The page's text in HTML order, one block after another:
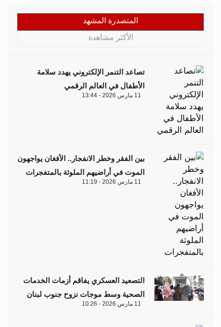
المتصدرة المشهد
الأكثر مشاهدة
تصاعد التنمر الإلكتروني يهدد سلامة
الأطفال في العالم الرقمي
11 مارس 2026 - 13:44
بين الفقر وخطر الانفجار.. الأفغان يواجهون
الموت في أراضيهم الملوثة بالمتفجرات
11 مارس 2026 - 11:19
التصعيد العسكري يفاقم أزمات الخدمات
الصحية وسط موجات نزوح جنوب لبنان
11 مارس 2026 - 10:26